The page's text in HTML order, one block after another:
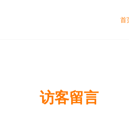
首
访客留言